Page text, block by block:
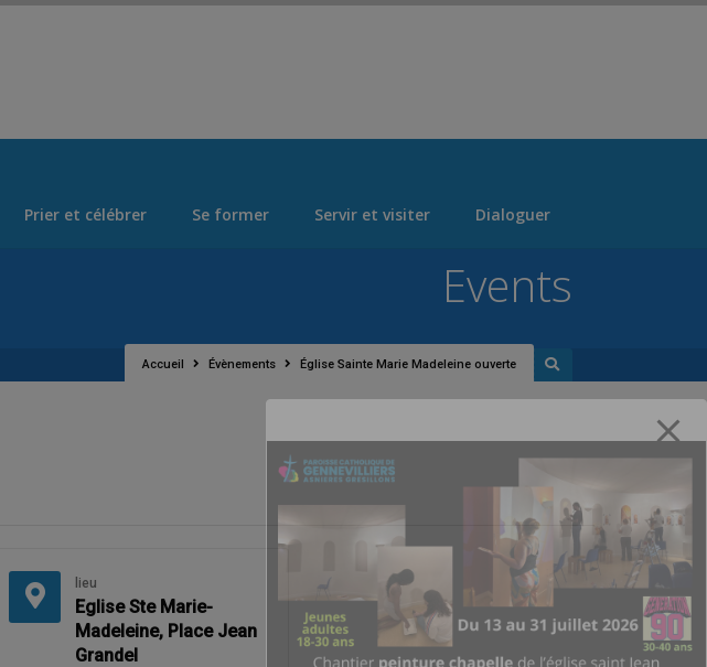
Prier et célébrer Se former Servir et visiter Dialoguer
Accueil Évènements Église Sainte Marie Madeleine ouverte
Events
lieu
Eglise Ste Marie-
Madeleine, Place Jean
Grandel